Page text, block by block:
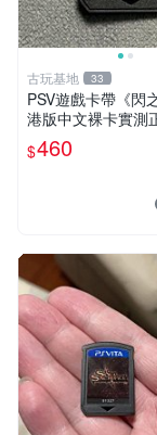
古玩基地 33
PSV遊戲卡帶《閃
港版中文裸卡實測
用嚴選商品4連購
軌跡II PSV 港版 中
$460